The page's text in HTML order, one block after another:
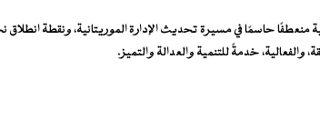
منعطفًا حاسمًا في مسيرة تحديث الإدارة الموريتانية، ونقطة
والفعالية، خدمةً للتنمية والعدالة والتميز.